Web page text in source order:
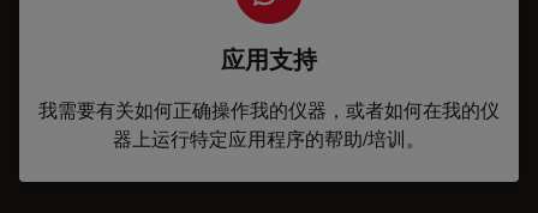
应用支持
我需要有关如何正确操作我的仪器，或者如何在我的仪
器上运行特定应用程序的帮助/培训。